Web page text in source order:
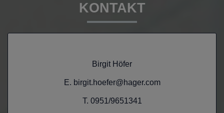
KONTAKT
Birgit Höfer
E. birgit.hoefer@hager.com
T. 0951/9651341